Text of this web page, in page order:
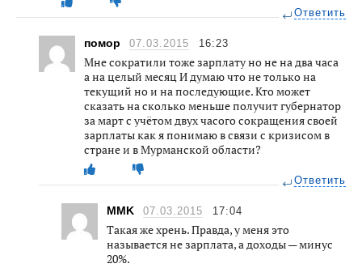
Ответить
помор 07.03.2015 16:23
Мне сократили тоже зарплату но не на два часа
а на целый месяц И думаю что не только на
текущий но и на последующие. Кто может
сказать на сколько меньше получит губернатор
за март с учётом двух часого сокращения своей
зарплаты как я понимаю в связи с кризисом в
стране и в Мурманской области?
Ответить
MMK 07.03.2015 17:04
Такая же хрень. Правда, у меня это
называется не зарплата, а доходы — минус
20%.